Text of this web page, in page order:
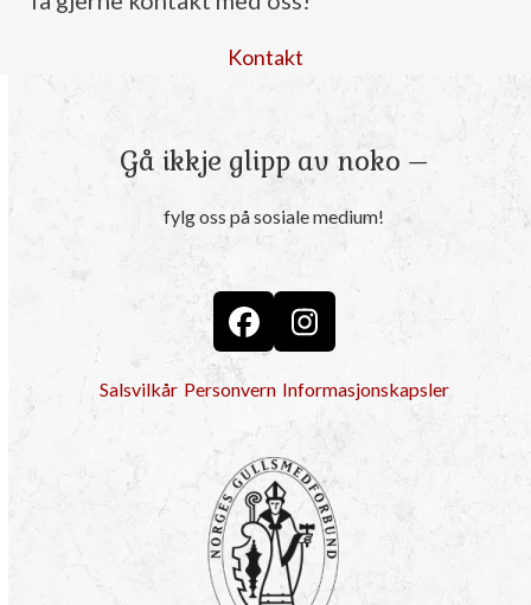
Kontakt
Gå ikkje glipp av noko –
fylg oss på sosiale medium!
FacebookInstagram
Salsvilkår Personvern Informasjonskapsler